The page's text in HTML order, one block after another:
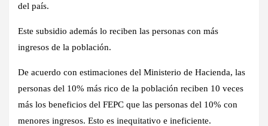
del país.
Este subsidio además lo reciben las personas con más
ingresos de la población.
De acuerdo con estimaciones del Ministerio de Hacienda, las
personas del 10% más rico de la población reciben 10 veces
más los beneficios del FEPC que las personas del 10% con
menores ingresos. Esto es inequitativo e ineficiente.